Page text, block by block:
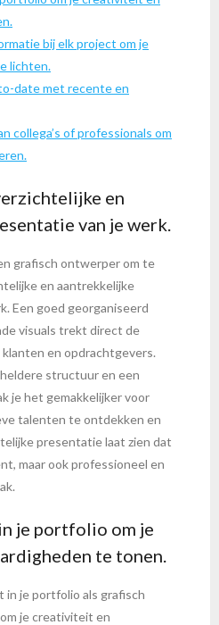
bij elk project om je
lichten.
date met recente en
collega’s of professionals om
en
van je werk.
grafisch ontwerper om te
en aantrekkelijke
Een goed georganiseerd
visuals trekt direct de
en opdrachtgevers.
structuur en een
je het gemakkelijker voor
talenten te ontdekken en
presentatie laat zien dat
maar ook professioneel en
je portfolio om je
te tonen.
je portfolio als grafisch
je creativiteit en